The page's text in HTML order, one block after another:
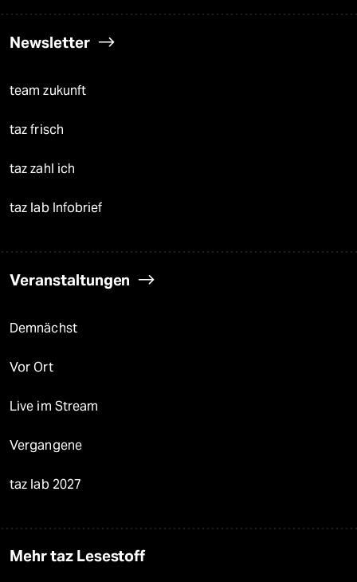
Newsletter
team zukunft
taz frisch
taz zahl ich
taz lab Infobrief
Veranstaltungen
Demnächst
Vor Ort
Live im Stream
Vergangene
taz lab 2027
Mehr taz Lesestoff